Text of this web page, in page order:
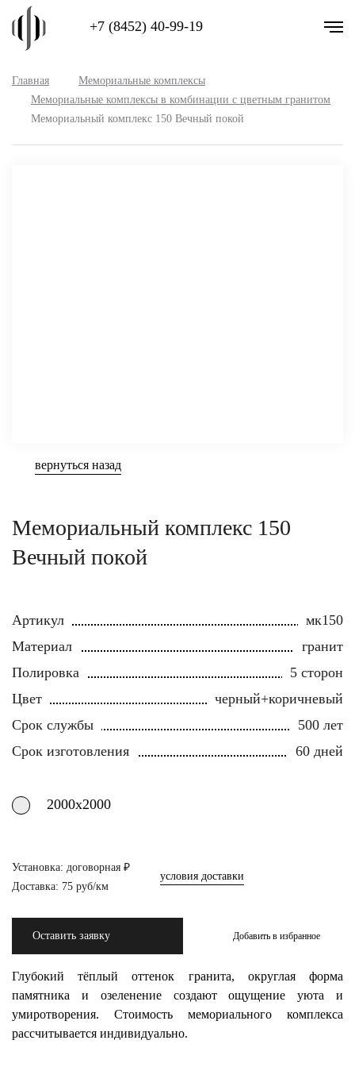
+7 (8452) 40-99-19
Главная
Мемориальные комплексы
Мемориальные комплексы в комбинации с цветным гранитом
Мемориальный комплекс 150 Вечный покой
вернуться назад
Мемориальный комплекс 150
Вечный покой
Артикул
мк150
Материал
гранит
Полировка
5 сторон
Цвет
черный+коричневый
Срок службы
500 лет
Срок изготовления
60 дней
2000х2000
Установка: договорная ₽
Доставка: 75 руб/км
условия доставки
Оставить заявку Добавить в избранное
Глубокий тёплый оттенок гранита, округлая форма
памятника и озеленение создают ощущение уюта и
умиротворения. Стоимость мемориального комплекса
рассчитывается индивидуально.